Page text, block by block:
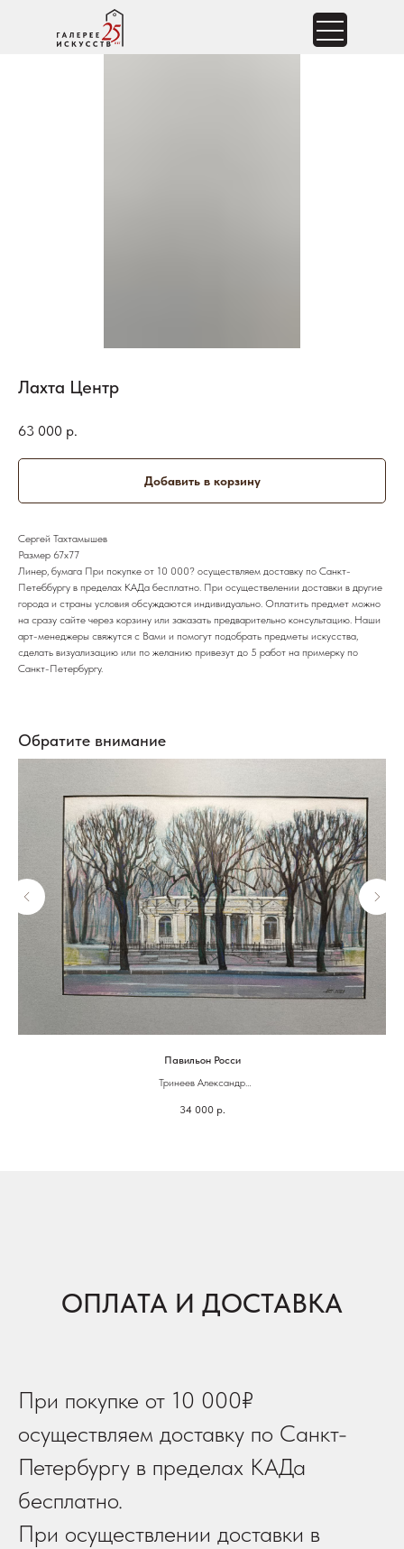
Лахта Центр
63 000 р.
Добавить в корзину
Сергей Тахтамышев
Размер 67х77
Линер, бумага При покупке от 10 000? осуществляем доставку по Санкт-
Петеббургу в пределах КАДа бесплатно. При осуществелении доставки в другие
города и страны условия обсуждаются индивидуально. Оплатить предмет можно
на сразу сайте через корзину или заказать предварительно консультацию. Наши
арт-менеджеры свяжутся с Вами и помогут подобрать предметы искусства,
сделать визуализацию или по желанию привезут до 5 работ на примерку по
Санкт-Петербургу.
Обратите внимание
Павильон Росси
Тринеев Александр
Размер: 35х23
34 000 р.
ОПЛАТА И ДОСТАВКА
При покупке от 10 000₽
осуществляем доставку по Санкт-
Петербургу в пределах КАДа
бесплатно.
При осуществлении доставки в